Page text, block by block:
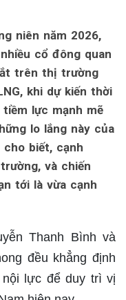
niên năm 2026,
cổ đông quan
trên thị trường
khi dự kiến thời
lực mạnh mẽ
lo lắng này của
cho biết, cạnh
và chiến
tới là vừa cạnh
Thanh Bình và
đều khẳng định
lực để duy trì vị